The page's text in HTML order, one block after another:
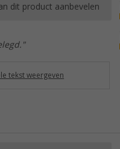
dit product aanbevelen
tekst weergeven